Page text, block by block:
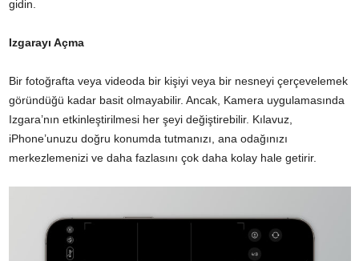
gidin.
Izgarayı Açma
Bir fotoğrafta veya videoda bir kişiyi veya bir nesneyi çerçevelemek
göründüğü kadar basit olmayabilir. Ancak, Kamera uygulamasında
Izgara’nın etkinleştirilmesi her şeyi değiştirebilir. Kılavuz,
iPhone’unuzu doğru konumda tutmanızı, ana odağınızı
merkezlemenizi ve daha fazlasını çok daha kolay hale getirir.